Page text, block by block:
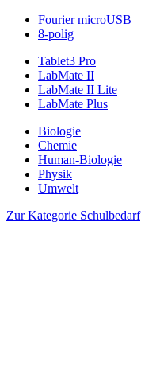
Fourier microUSB
8-polig
Tablet3 Pro
LabMate II
LabMate II Lite
LabMate Plus
Biologie
Chemie
Human-Biologie
Physik
Umwelt
Zur Kategorie Schulbedarf